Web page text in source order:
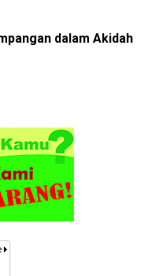
dalam Akidah